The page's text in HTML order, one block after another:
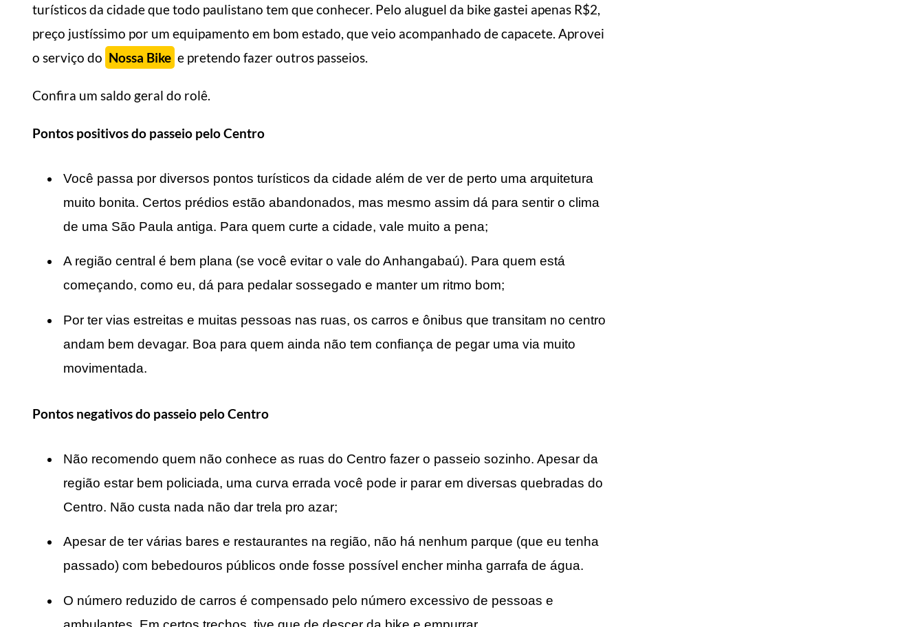
turísticos da cidade que todo paulistano tem que conhecer. Pelo aluguel da bike gastei apenas R$2,
preço justíssimo por um equipamento em bom estado, que veio acompanhado de capacete. Aprovei
o serviço do Nossa Bike e pretendo fazer outros passeios.
Confira um saldo geral do rolê.
Pontos positivos do passeio pelo Centro
Você passa por diversos pontos turísticos da cidade além de ver de perto uma arquitetura
muito bonita. Certos prédios estão abandonados, mas mesmo assim dá para sentir o clima
de uma São Paula antiga. Para quem curte a cidade, vale muito a pena;
A região central é bem plana (se você evitar o vale do Anhangabaú). Para quem está
começando, como eu, dá para pedalar sossegado e manter um ritmo bom;
Por ter vias estreitas e muitas pessoas nas ruas, os carros e ônibus que transitam no centro
andam bem devagar. Boa para quem ainda não tem confiança de pegar uma via muito
movimentada.
Pontos negativos do passeio pelo Centro
Não recomendo quem não conhece as ruas do Centro fazer o passeio sozinho. Apesar da
região estar bem policiada, uma curva errada você pode ir parar em diversas quebradas do
Centro. Não custa nada não dar trela pro azar;
Apesar de ter várias bares e restaurantes na região, não há nenhum parque (que eu tenha
passado) com bebedouros públicos onde fosse possível encher minha garrafa de água.
O número reduzido de carros é compensado pelo número excessivo de pessoas e